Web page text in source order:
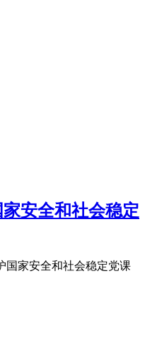
安全和社会稳定
国家安全和社会稳定党课